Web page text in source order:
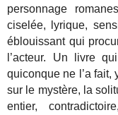
personnage
ciselée, lyrique,
éblouissant qui
l’acteur. Un livre
quiconque ne l’a fait,
sur le mystère, la
entier,